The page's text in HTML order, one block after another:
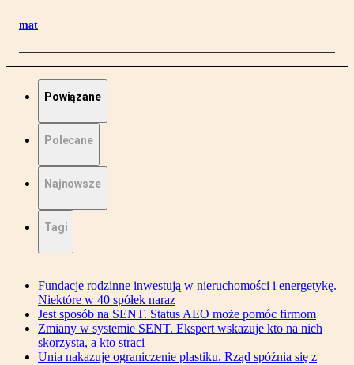
mat
Powiązane
Polecane
Najnowsze
Tagi
Fundacje rodzinne inwestują w nieruchomości i energetykę.
Niektóre w 40 spółek naraz
Jest sposób na SENT. Status AEO może pomóc firmom
Zmiany w systemie SENT. Ekspert wskazuje kto na nich
skorzysta, a kto straci
Unia nakazuje ograniczenie plastiku. Rząd spóźnia się z